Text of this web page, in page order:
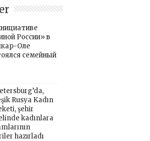
России» в
Оле
семейный
Rusya Kadın
şehir
kadınlara
hazırladı